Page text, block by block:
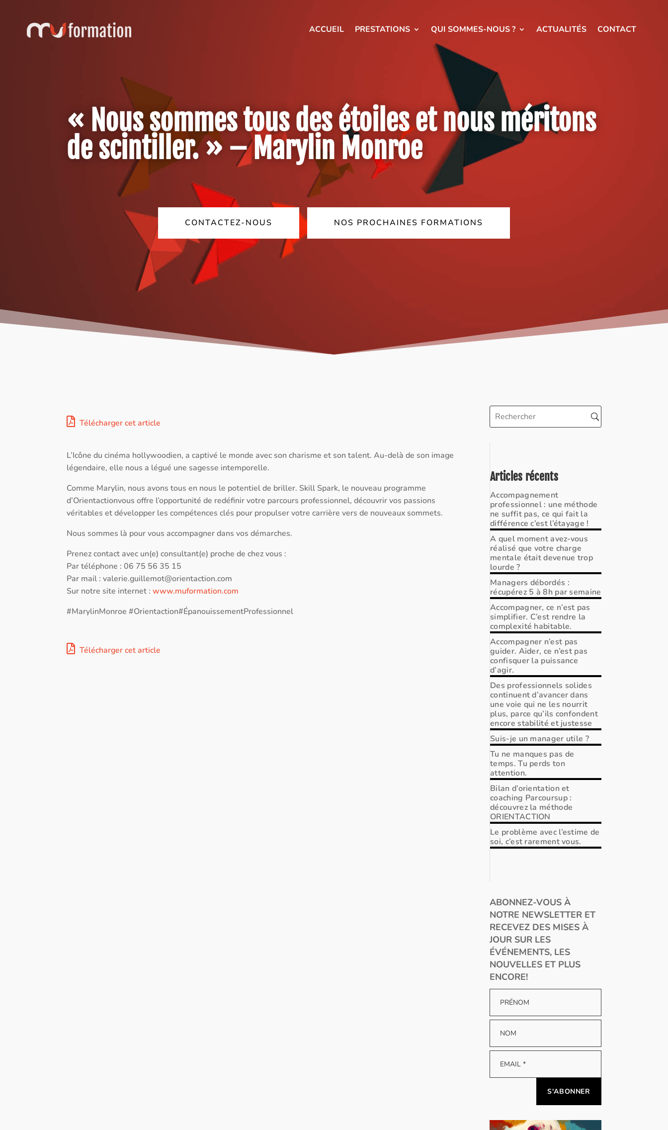
ACCUEIL PRESTATIONS QUI SOMMES-NOUS ? ACTUALITÉS CONTACT
« Nous sommes tous des étoiles et nous méritons
de scintiller. » – Marylin Monroe
CONTACTEZ-NOUS NOS PROCHAINES FORMATIONS
Télécharger cet article
L’Icône du cinéma hollywoodien, a captivé le monde avec son charisme et son talent. Au-delà de son image
légendaire, elle nous a légué une sagesse intemporelle.
Comme Marylin, nous avons tous en nous le potentiel de briller. Skill Spark, le nouveau programme
d’Orientactionvous offre l’opportunité de redéfinir votre parcours professionnel, découvrir vos passions
véritables et développer les compétences clés pour propulser votre carrière vers de nouveaux sommets.
Nous sommes là pour vous accompagner dans vos démarches.
Prenez contact avec un(e) consultant(e) proche de chez vous :
Par téléphone : 06 75 56 35 15
Par mail :valerie.guillemot@orientaction.com
Sur notre site internet :www.muformation.com
#MarylinMonroe #Orientaction#ÉpanouissementProfessionnel
Télécharger cet article
Articles récents
Accompagnement
professionnel : une méthode
ne suffit pas, ce qui fait la
différence c’est l’étayage !
A quel moment avez-vous
réalisé que votre charge
mentale était devenue trop
lourde ?
Managers débordés :
récupérez 5 à 8h par semaine
Accompagner, ce n’est pas
simplifier. C’est rendre la
complexité habitable.
Accompagner n’est pas
guider. Aider, ce n’est pas
confisquer la puissance
d’agir.
Des professionnels solides
continuent d’avancer dans
une voie qui ne les nourrit
plus, parce qu’ils confondent
encore stabilité et justesse
Suis-je un manager utile ?
Tu ne manques pas de
temps. Tu perds ton
attention.
Bilan d’orientation et
coaching Parcoursup :
découvrez la méthode
ORIENTACTION
Le problème avec l’estime de
soi, c’est rarement vous.
ABONNEZ-VOUS À
NOTRE NEWSLETTER ET
RECEVEZ DES MISES À
JOUR SUR LES
ÉVÉNEMENTS, LES
NOUVELLES ET PLUS
ENCORE!
Alternative: